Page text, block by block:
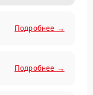
Подробнее →
Подробнее →